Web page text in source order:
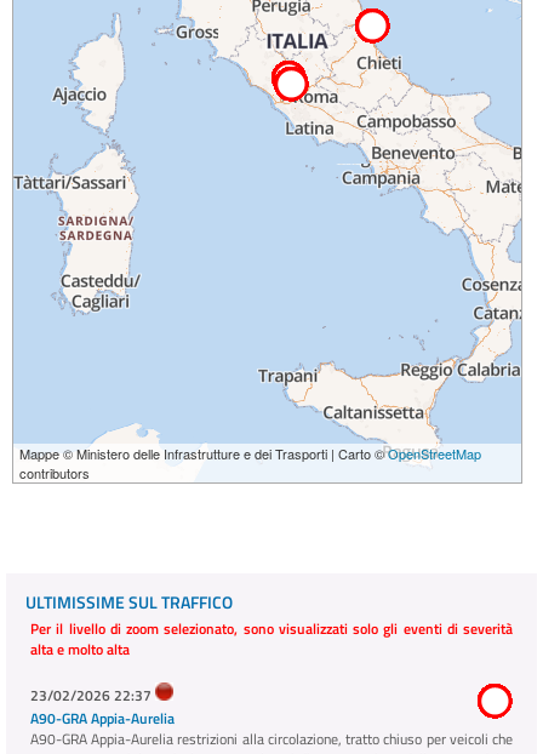
Mappe © Ministero delle Infrastrutture e dei Trasporti | Carto ©OpenStreetMap
contributors
ULTIMISSIME SUL TRAFFICO
Per il livello di zoom selezionato, sono visualizzati solo gli eventi di severità
alta e molto alta
23/02/2026 22:37
A90-GRA Appia-Aurelia
A90-GRA Appia-Aurelia restrizioni alla circolazione, tratto chiuso per veicoli che